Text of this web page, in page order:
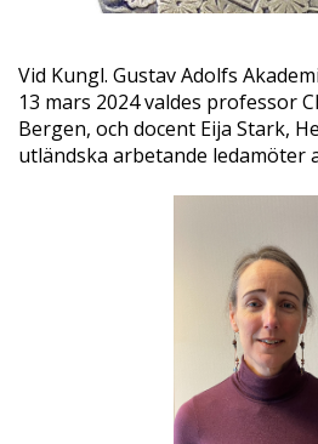
Vid Kungl. Gustav Adolfs
13 mars 2024 valdes professor
Bergen, och docent Eija Stark,
utländska arbetande ledamöter